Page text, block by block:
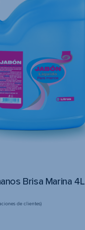
Brisa Marina 4L
de clientes)